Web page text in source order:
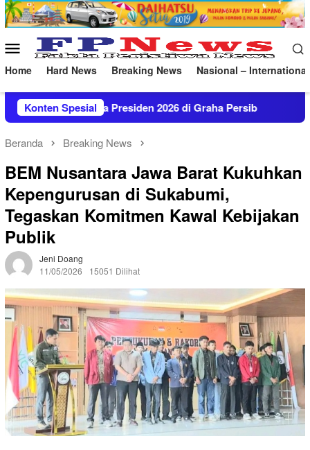
Loncat
ke
Menu
Mobile
Home Hard News Breaking News Nasional – International
Konten Spesial
di Graha Persib Jum’at Berkah Satbrimob Jabar :
Beranda Breaking News
BEM Nusantara Jawa Barat Kukuhkan
Kepengurusan di Sukabumi,
Tegaskan Komitmen Kawal Kebijakan
Publik
Jeni Doang
11/05/2026
15051 Dilihat